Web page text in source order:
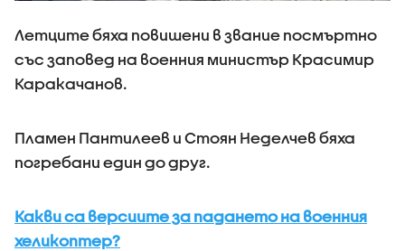
Летците бяха повишени в звание посмъртно
със заповед на военния министър Красимир
Каракачанов.
Пламен Пантилеев и Стоян Неделчев бяха
погребани един до друг.
Какви са версиите за падането на военния
хеликоптер?